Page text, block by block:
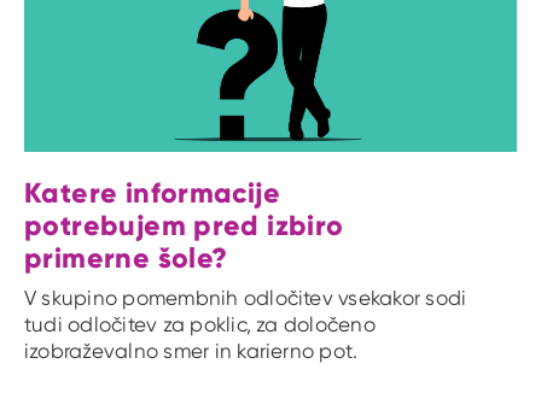
Katere informacije
potrebujem pred izbiro
primerne šole?
V skupino pomembnih odločitev vsekakor sodi
tudi odločitev za poklic, za določeno
izobraževalno smer in karierno pot.